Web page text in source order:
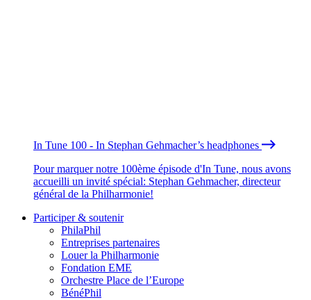
In Tune 100 - In Stephan Gehmacher’s headphones
Pour marquer notre 100ème épisode d'In Tune, nous avons
accueilli un invité spécial: Stephan Gehmacher, directeur
général de la Philharmonie!
Participer & soutenir
PhilaPhil
Entreprises partenaires
Louer la Philharmonie
Fondation EME
Orchestre Place de l’Europe
BénéPhil